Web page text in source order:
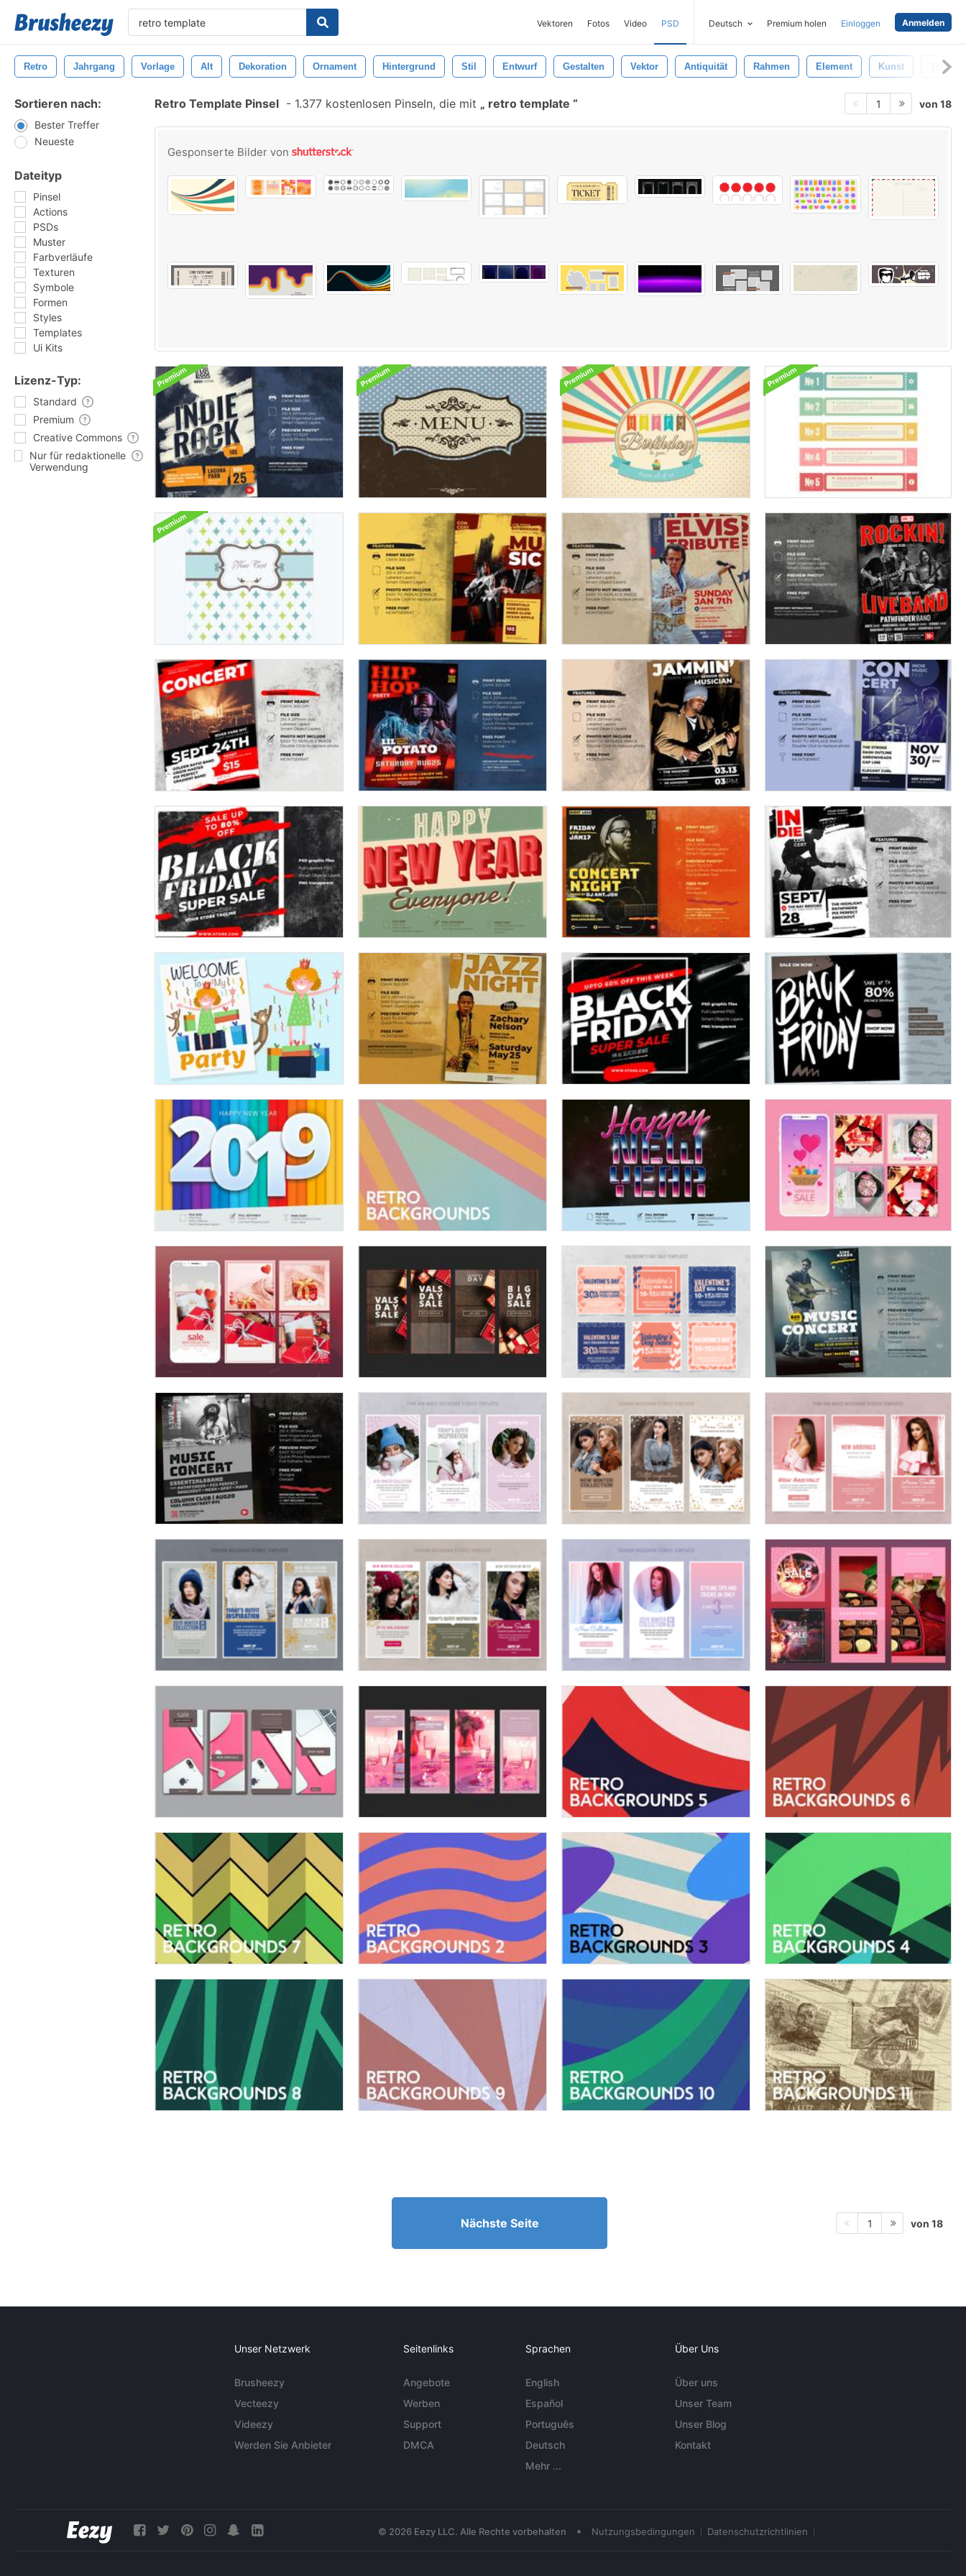
Vektoren Fotos Video PSD Deutsch Premium holen Einloggen Anmelden
Retro Jahrgang Vorlage Alt Dekoration Ornament Hintergrund Stil Entwurf Gestalten Vektor Antiquität Rahmen Element Kunst Textur
Sortieren nach:
Bester Treffer
Neueste
Dateityp
Pinsel
Actions
PSDs
Muster
Farbverläufe
Texturen
Symbole
Formen
Styles
Templates
Ui Kits
Lizenz-Typ:
Standard
Premium
Creative Commons
Nur für redaktionelle
Verwendung
Retro Template Pinsel - 1.377 kostenlosen Pinseln, die mit retro template 1 von 18
Gesponserte Bilder von
Nächste Seite 1 von 18
Unser Netzwerk
Brusheezy
Vecteezy
Videezy
Werden Sie Anbieter
Seitenlinks
Angebote
Werben
Support
DMCA
Sprachen
English
Español
Português
Deutsch
Mehr ...
Über Uns
Über uns
Unser Team
Unser Blog
Kontakt
© 2026 Eezy LLC. Alle Rechte vorbehalten • Nutzungsbedingungen Datenschutzrichtlinien